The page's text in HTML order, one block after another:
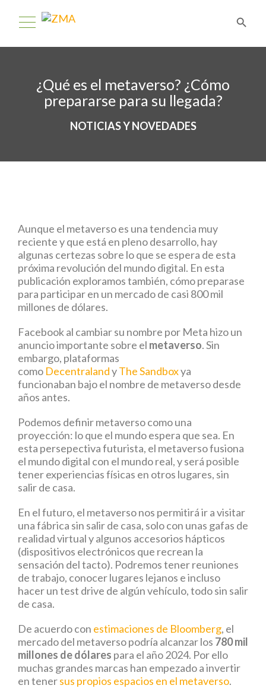
¿Qué es el metaverso? ¿Cómo
prepararse para su llegada?
NOTICIAS Y NOVEDADES
Aunque el metaverso es una tendencia muy
reciente y que está en pleno desarrollo, hay
algunas certezas sobre lo que se espera de esta
próxima revolución del mundo digital. En esta
publicación exploramos también, cómo preparase
para participar en un mercado de casi 800 mil
millones de dólares.
Facebook al cambiar su nombre por Meta hizo un
anuncio importante sobre el metaverso. Sin
embargo, plataformas
como DecentralandyThe Sandboxya
funcionaban bajo el nombre de metaverso desde
años antes.
Podemos definir metaverso como una
proyección: lo que el mundo espera que sea. En
esta persepectiva futurista, el metaverso fusiona
el mundo digital con el mundo real, y será posible
tener experiencias físicas en otros lugares, sin
salir de casa.
En el futuro, el metaverso nos permitirá ir a visitar
una fábrica sin salir de casa, solo con unas gafas de
realidad virtual y algunos accesorios hápticos
(dispositivos electrónicos que recrean la
sensación del tacto). Podremos tener reuniones
de trabajo, conocer lugares lejanos e incluso
hacer un test drive de algún vehículo, todo sin salir
de casa.
De acuerdo con estimaciones de Bloomberg, el
mercado del metaverso podría alcanzar los 780 mil
millones de dólares para el año 2024. Por ello
muchas grandes marcas han empezado a invertir
en tenersus propios espacios en el metaverso.